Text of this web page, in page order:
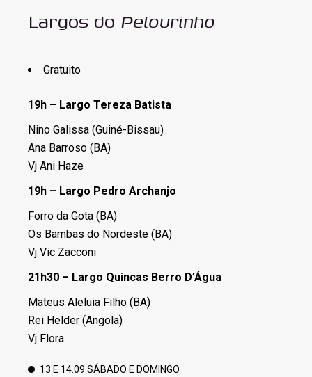
Largos do Pelourinho
Gratuito
19h – Largo Tereza Batista
Nino Galissa (Guiné-Bissau)
Ana Barroso (BA)
Vj Ani Haze
19h – Largo Pedro Archanjo
Forro da Gota (BA)
Os Bambas do Nordeste (BA)
Vj Vic Zacconi
21h30 – Largo Quincas Berro D’Água
Mateus Aleluia Filho (BA)
Rei Helder (Angola)
Vj Flora
13 E 14.09 SÁBADO E DOMINGO